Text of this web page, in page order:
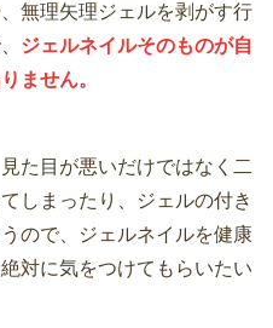
無理矢理ジェルを剥がす行
ジェルネイルそのものが自
ません。
た目が悪いだけではなく二
しまったり、ジェルの付き
ので、ジェルネイルを健康
対に気をつけてもらいたい